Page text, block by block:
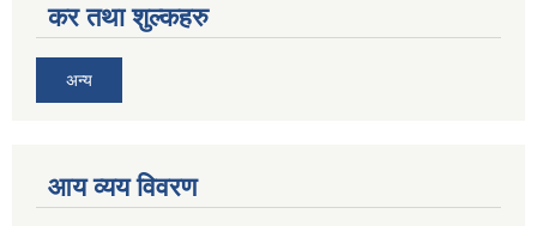
कर तथा शुल्कहरु
अन्य
आय व्यय विवरण